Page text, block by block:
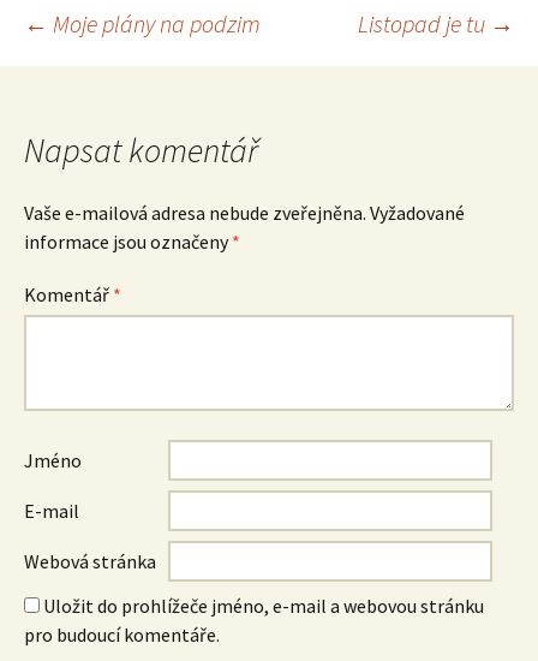
Navigace
pro
příspěvek
← Moje plány na podzim Listopad je tu →
Napsat komentář
Vaše e-mailová adresa nebude zveřejněna. Vyžadované
informace jsou označeny*
Komentář *
Jméno
E-mail
Webová stránka
Uložit do prohlížeče jméno, e-mail a webovou stránku
pro budoucí komentáře.